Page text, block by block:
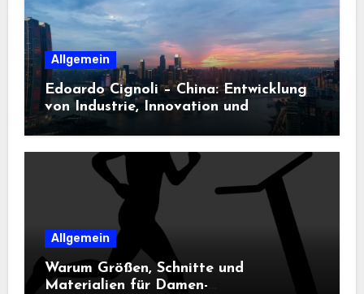
Allgemein
Edoardo Cignoli – China: Entwicklung
von Industrie, Innovation und
Technologie
Allgemein
Warum Größen, Schnitte und
Materialien für Damen-